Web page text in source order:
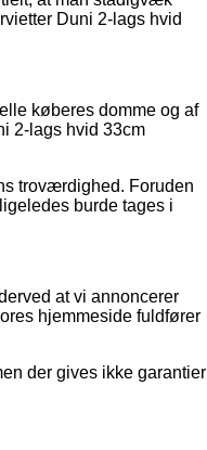
Duni 2-lags hvid
køberes domme og af
2-lags hvid 33cm
troværdighed. Foruden
burde tages i
at vi annoncerer
hjemmeside fuldfører
der gives ikke garantier